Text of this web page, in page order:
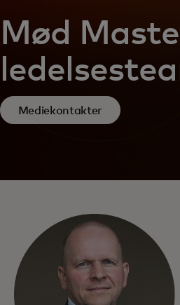
Mød
Mediekontakter